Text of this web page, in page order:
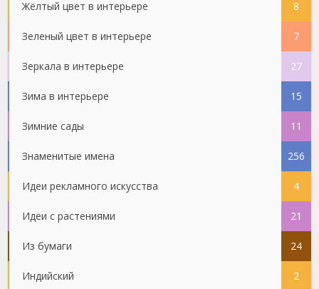
Жёлтый цвет в интерьере 8
Зеленый цвет в интерьере 7
Зеркала в интерьере 27
Зима в интерьере 15
Зимние сады 11
Знаменитые имена 256
Идеи рекламного искусства 4
Идеи с растениями 21
Из бумаги 24
Индийский 2